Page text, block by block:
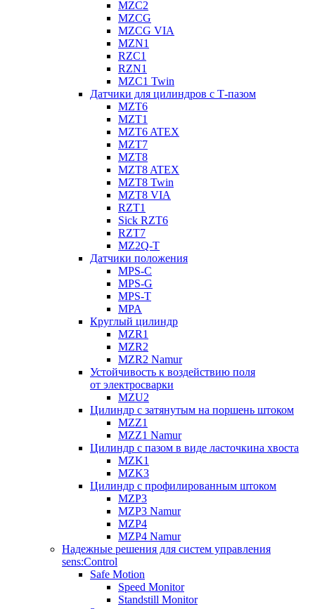
MZC2
MZCG
MZCG VIA
MZN1
RZC1
RZN1
MZC1 Twin
Датчики для цилиндров с Т-пазом
MZT6
MZT1
MZT6 ATEX
MZT7
MZT8
MZT8 ATEX
MZT8 Twin
MZT8 VIA
RZT1
Sick RZT6
RZT7
MZ2Q-T
Датчики положения
MPS-C
MPS-G
MPS-T
MPA
Круглый цилиндр
MZR1
MZR2
MZR2 Namur
Устойчивость к воздействию поля
от электросварки
MZU2
Цилиндр с затянутым на поршень штоком
MZZ1
MZZ1 Namur
Цилиндр с пазом в виде ласточкина хвоста
MZK1
MZK3
Цилиндр с профилированным штоком
MZP3
MZP3 Namur
MZP4
MZP4 Namur
Надежные решения для систем управления
sens:Control
Safe Motion
Speed Monitor
Standstill Monitor